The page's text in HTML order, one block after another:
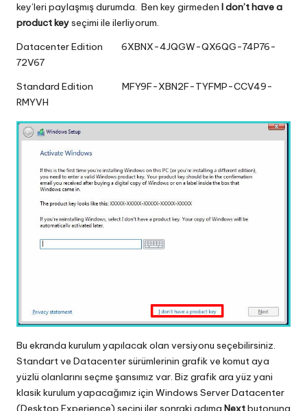
key’leri paylaşmış durumda. Ben key girmeden I don’t have a
product keyseçimi ile ilerliyorum.
Datacenter Edition 6XBNX-4JQGW-QX6QG-74P76-
72V67
Standard Edition MFY9F-XBN2F-TYFMP-CCV49-
RMYVH
Bu ekranda kurulum yapılacak olan versiyonu seçebilirsiniz.
Standart ve Datacenter sürümlerinin grafik ve komut aya
yüzlü olanlarını seçme şansımız var. Biz grafik ara yüz yani
klasik kurulum yapacağımız için Windows Server Datacenter
(Desktop Experience) seçini iler sonraki adıma Nextbutonuna